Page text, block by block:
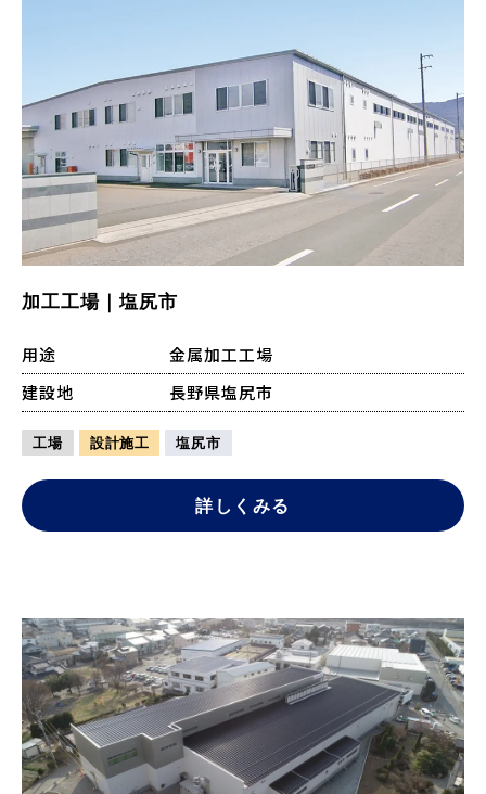
加工工場｜塩尻市
用途
金属加工工場
建設地
長野県塩尻市
工場 設計施工 塩尻市
詳しくみる